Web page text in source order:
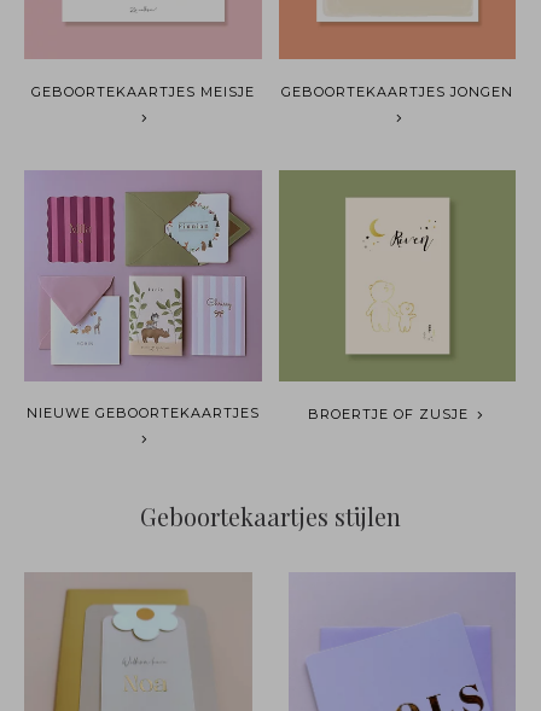
GEBOORTEKAARTJES MEISJE GEBOORTEKAARTJES JONGEN
NIEUWE GEBOORTEKAARTJES BROERTJE OF ZUSJE
Geboortekaartjes stijlen